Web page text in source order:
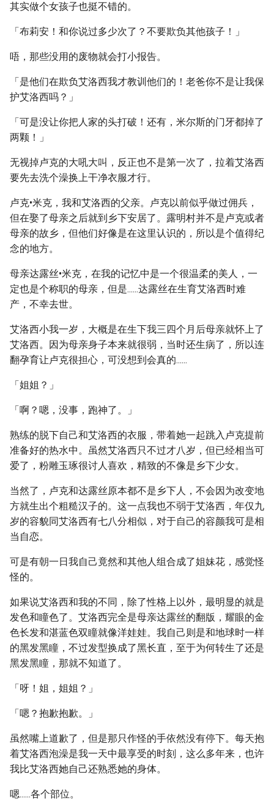
其实做个女孩子也挺不错的。
「布莉安！和你说过多少次了？不要欺负其他孩子！」
唔，那些没用的废物就会打小报告。
「是他们在欺负艾洛西我才教训他们的！老爸你不是让我保
护艾洛西吗？」
「可是没让你把人家的头打破！还有，米尔斯的门牙都掉了
两颗！」
无视掉卢克的大吼大叫，反正也不是第一次了，拉着艾洛西
要先去洗个澡换上干净衣服才行。
卢克•米克，我和艾洛西的父亲。卢克以前似乎做过佣兵，
但在娶了母亲之后就到乡下安居了。露明村并不是卢克或者
母亲的故乡，但他们好像是在这里认识的，所以是个值得纪
念的地方。
母亲达露丝•米克，在我的记忆中是一个很温柔的美人，一
定也是个称职的母亲，但是......达露丝在生育艾洛西时难
产，不幸去世。
艾洛西小我一岁，大概是在生下我三四个月后母亲就怀上了
艾洛西。因为母亲身子本来就很弱，当时还生病了，所以连
翻孕育让卢克很担心，可没想到会真的......
「姐姐？」
「啊？嗯，没事，跑神了。」
熟练的脱下自己和艾洛西的衣服，带着她一起跳入卢克提前
准备好的热水中。虽然艾洛西只不过才八岁，但已经相当可
爱了，粉雕玉琢很讨人喜欢，精致的不像是乡下少女。
当然了，卢克和达露丝原本都不是乡下人，不会因为改变地
方就生出个粗糙汉子的。这一点我也不弱于艾洛西，年仅九
岁的容貌同艾洛西有七八分相似，对于自己的容颜我可是相
当自恋。
可是有朝一日我自己竟然和其他人组合成了姐妹花，感觉怪
怪的。
如果说艾洛西和我的不同，除了性格上以外，最明显的就是
发色和瞳色了。艾洛西完全是母亲达露丝的翻版，耀眼的金
色长发和湛蓝色双瞳就像洋娃娃。我自己则是和地球时一样
的黑发黑瞳，不过发型换成了黑长直，至于为何转生了还是
黑发黑瞳，那就不知道了。
「呀！姐，姐姐？」
「嗯？抱歉抱歉。」
虽然嘴上道歉了，但是那只作怪的手依然没有停下。每天抱
着艾洛西泡澡是我一天中最享受的时刻，这么多年来，也许
我比艾洛西她自己还熟悉她的身体。
嗯......各个部位。